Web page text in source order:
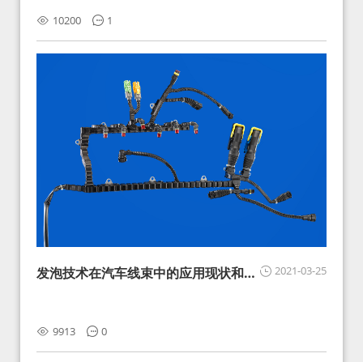
10200 1
2021-03-25
发泡技术在汽车线束中的应用现状和展
9913 0